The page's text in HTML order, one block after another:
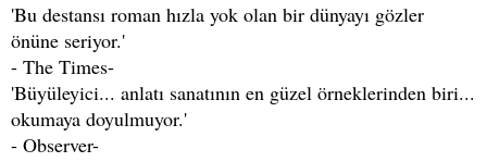
'Bu destansı roman hızla yok olan bir dünyayı gözler
önüne seriyor.'
- The Times-
'Büyüleyici... anlatı sanatının en güzel örneklerinden biri...
okumaya doyulmuyor.'
- Observer-